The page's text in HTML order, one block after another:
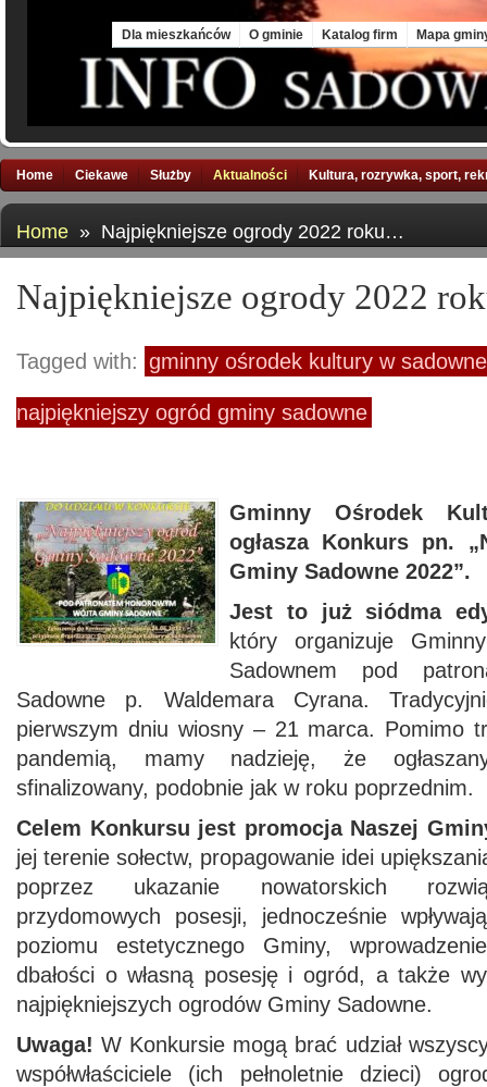
Dla mieszkańców O gminie Katalog firm Mapa
Home Ciekawe Służby Aktualności Kultura, rozrywka, sport,
Home » Najpiękniejsze ogrody 2022 roku…
Najpiękniejsze ogrody 2022
Tagged with: gminny ośrodek kultury w
najpiękniejszy ogród gminy sadowne
Gminny Ośrodek
ogłasza Konkurs pn.
Gminy Sadowne 2022”.
Jest to już siódma
który organizuje
Sadownem pod
Sadowne p. Waldemara Cyrana.
pierwszym dniu wiosny – 21 marca. Pomimo
pandemią, mamy nadzieję, że
sfinalizowany, podobnie jak w roku poprzednim.
Celem Konkursu jest promocja Naszej
jej terenie sołectw, propagowanie idei
poprzez ukazanie nowatorskich
przydomowych posesji, jednocześnie
poziomu estetycznego Gminy,
dbałości o własną posesję i ogród, a także
najpiękniejszych ogrodów Gminy Sadowne.
Uwaga! W Konkursie mogą brać udział
współwłaściciele (ich pełnoletnie dzieci)